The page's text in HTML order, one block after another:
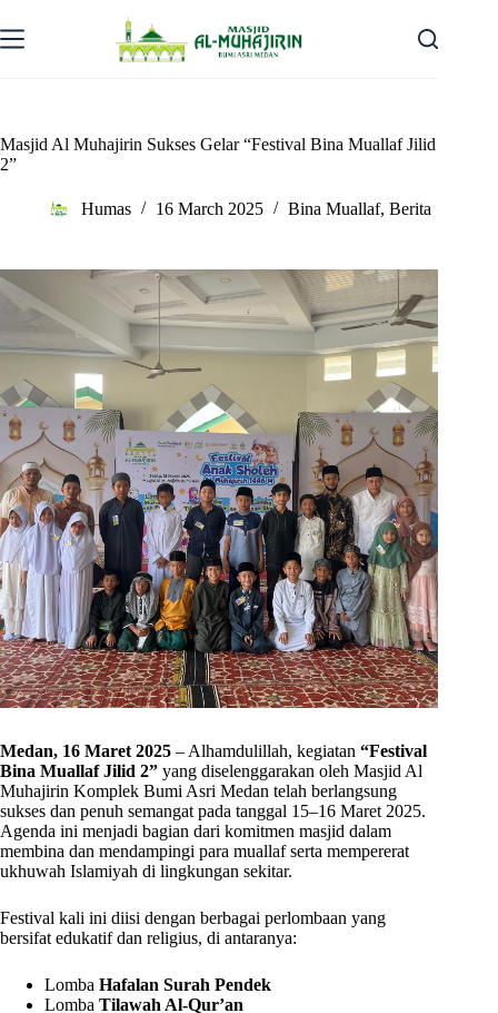
to
content
Masjid Al Muhajirin Sukses Gelar “Festival Bina Muallaf Jilid
2”
Humas 16 March 2025 Bina Muallaf, Berita
Medan, 16 Maret 2025 – Alhamdulillah, kegiatan “Festival
Bina Muallaf Jilid 2” yang diselenggarakan oleh Masjid Al
Muhajirin Komplek Bumi Asri Medan telah berlangsung
sukses dan penuh semangat pada tanggal 15–16 Maret 2025.
Agenda ini menjadi bagian dari komitmen masjid dalam
membina dan mendampingi para muallaf serta mempererat
ukhuwah Islamiyah di lingkungan sekitar.
Festival kali ini diisi dengan berbagai perlombaan yang
bersifat edukatif dan religius, di antaranya:
Lomba Hafalan Surah Pendek
Lomba Tilawah Al-Qur’an